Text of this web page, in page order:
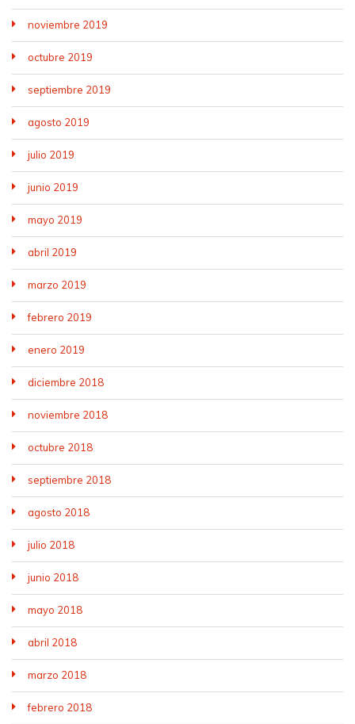
noviembre 2019
octubre 2019
septiembre 2019
agosto 2019
julio 2019
junio 2019
mayo 2019
abril 2019
marzo 2019
febrero 2019
enero 2019
diciembre 2018
noviembre 2018
octubre 2018
septiembre 2018
agosto 2018
julio 2018
junio 2018
mayo 2018
abril 2018
marzo 2018
febrero 2018